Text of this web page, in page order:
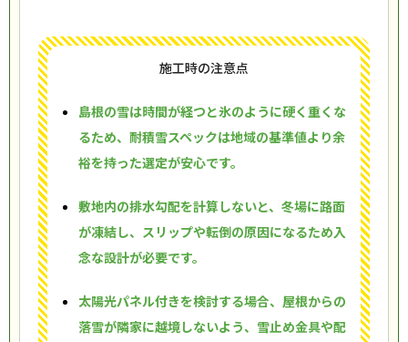
施工時の注意点
島根の雪は時間が経つと氷のように硬く重くな
るため、耐積雪スペックは地域の基準値より余
裕を持った選定が安心です。
敷地内の排水勾配を計算しないと、冬場に路面
が凍結し、スリップや転倒の原因になるため入
念な設計が必要です。
太陽光パネル付きを検討する場合、屋根からの
落雪が隣家に越境しないよう、雪止め金具や配